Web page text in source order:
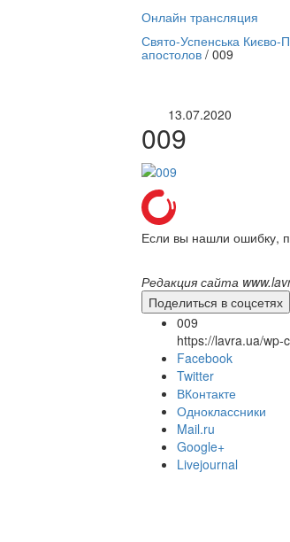
Онлайн трансляция
12 сентября
Свято-Успенська Києво-
апостолов/ 009
13.07.2020
009
Если вы нашли ошибку,
Редакция сайта
Поделиться в соцсетях
009
https://lavra.ua/wp-
Facebook
Twitter
ВКонтакте
Одноклассники
Mail.ru
Google+
Livejournal